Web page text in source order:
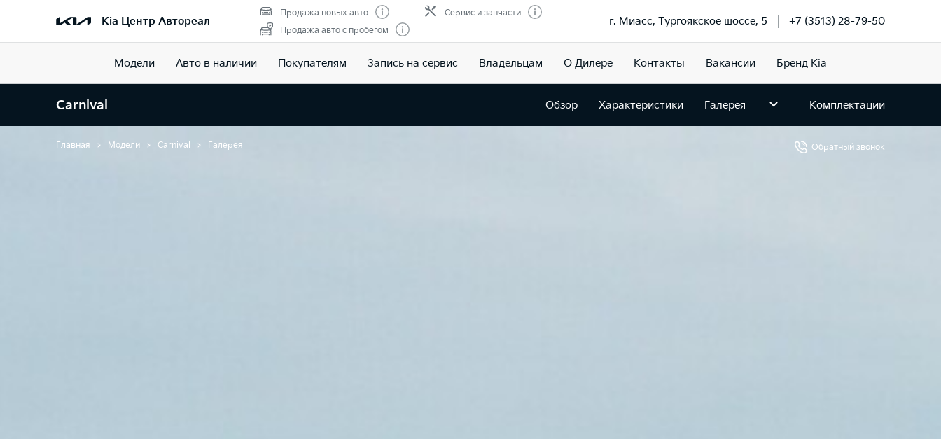
Kia Центр Автореал
Продажа новых авто
Продажа авто с пробегом
Сервис и запчасти
г. Миасс, Тургоякское шоссе, 5 +7 (3513) 28-79-50
Модели Авто в наличии Покупателям Запись на сервис Владельцам О Дилере Контакты Вакансии Бренд Kia
Carnival Обзор Характеристики Галерея Комплектации
Главная Модели Carnival Галерея Обратный звонок